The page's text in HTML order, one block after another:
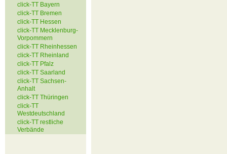
click-TT Bayern
click-TT Bremen
click-TT Hessen
click-TT Mecklenburg-
Vorpommern
click-TT Rheinhessen
click-TT Rheinland
click-TT Pfalz
click-TT Saarland
click-TT Sachsen-
Anhalt
click-TT Thüringen
click-TT
Westdeutschland
click-TT restliche
Verbände